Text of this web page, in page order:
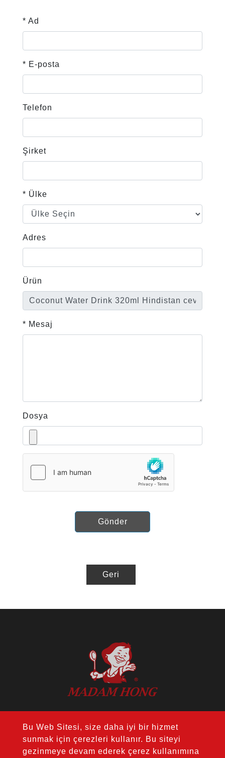
* Ad
* E-posta
Telefon
Şirket
* Ülke
Adres
Ürün
* Mesaj
Dosya
Gönder
Geri
Bu Web Sitesi, size daha iyi bir hizmet
sunmak için çerezleri kullanır. Bu siteyi
gezinmeye devam ederek çerez kullanımına
ADRES：14F., No. 274, Sec. 1, Wenxin
Rd., Nantun Dist., Taichung City 408, Tayvan
TEL： +886-4-24728687